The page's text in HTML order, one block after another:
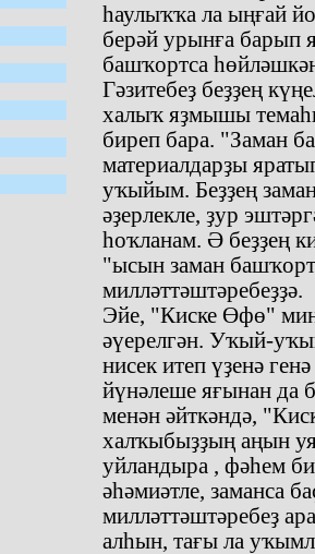
һаулыҡҡа ла ыңғай
берәй урынға барып
башҡортса
Гәзитебеҙ беҙҙең
халыҡ яҙмышы
биреп бара. "Заман
материалдарҙы
уҡыйым. Беҙҙең
әҙерлекле, ҙур
һоҡланам. Ә беҙҙең
"ысын заман
милләттәштәребеҙҙә.
Эйе, "Киске Өфө"
әүерелгән. Уҡый-
нисек итеп үҙенә
йүнәлеше яғынан да
менән әйткәндә,
халҡыбыҙҙың аңын
уйландыра , фәһем
әһәмиәтле, заманса
милләттәштәребеҙ
алһын, тағы ла